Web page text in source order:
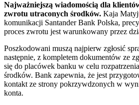
Najważniejszą wiadomością dla
zwrotu utraconych środków. Kaja
komunikacji Santander Bank Polska,
proces zwrotu jest warunkowany przez
Poszkodowani muszą najpierw zgłosić
następnie, z kompletem dokumentów ze
się do placówek banku w celu
środków. Bank zapewnia, że jest
kontakt ze strony pokrzywdzonych w
konta.